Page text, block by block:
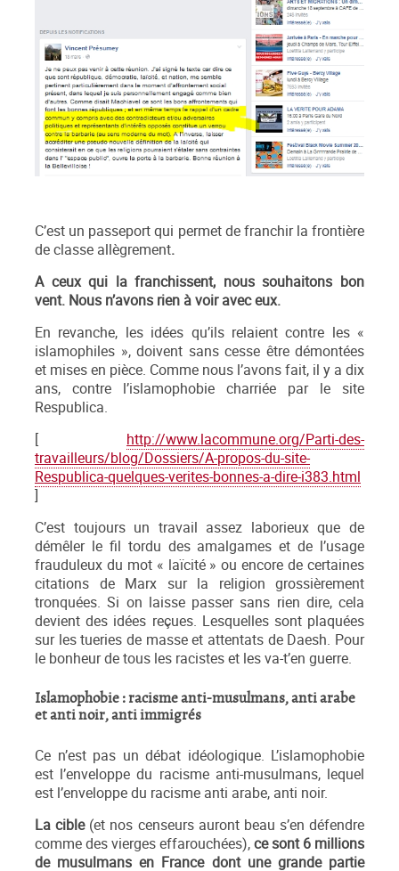
C’est un passeport qui permet de franchir la frontière
de classe allègrement.
A ceux qui la franchissent, nous souhaitons bon
vent. Nous n’avons rien à voir avec eux.
En revanche, les idées qu’ils relaient contre les «
islamophiles », doivent sans cesse être démontées
et mises en pièce. Comme nous l’avons fait, il y a dix
ans, contre l’islamophobie charriée par le site
Respublica.
[ http://www.lacommune.org/Parti-des-
travailleurs/blog/Dossiers/A-propos-du-site-
Respublica-quelques-verites-bonnes-a-dire-i383.html
]
C’est toujours un travail assez laborieux que de
démêler le fil tordu des amalgames et de l’usage
frauduleux du mot « laïcité » ou encore de certaines
citations de Marx sur la religion grossièrement
tronquées. Si on laisse passer sans rien dire, cela
devient des idées reçues. Lesquelles sont plaquées
sur les tueries de masse et attentats de Daesh. Pour
le bonheur de tous les racistes et les va-t’en guerre.
Islamophobie : racisme anti-musulmans, anti arabe
et anti noir, anti immigrés
Ce n’est pas un débat idéologique. L’islamophobie
est l’enveloppe du racisme anti-musulmans, lequel
est l’enveloppe du racisme anti arabe, anti noir.
La cible(et nos censeurs auront beau s’en défendre
comme des vierges effarouchées),ce sont 6 millions
de musulmans en France dont une grande partie